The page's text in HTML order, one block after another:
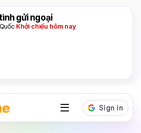
gửi ngoại
Khởi chiếu hôm nay